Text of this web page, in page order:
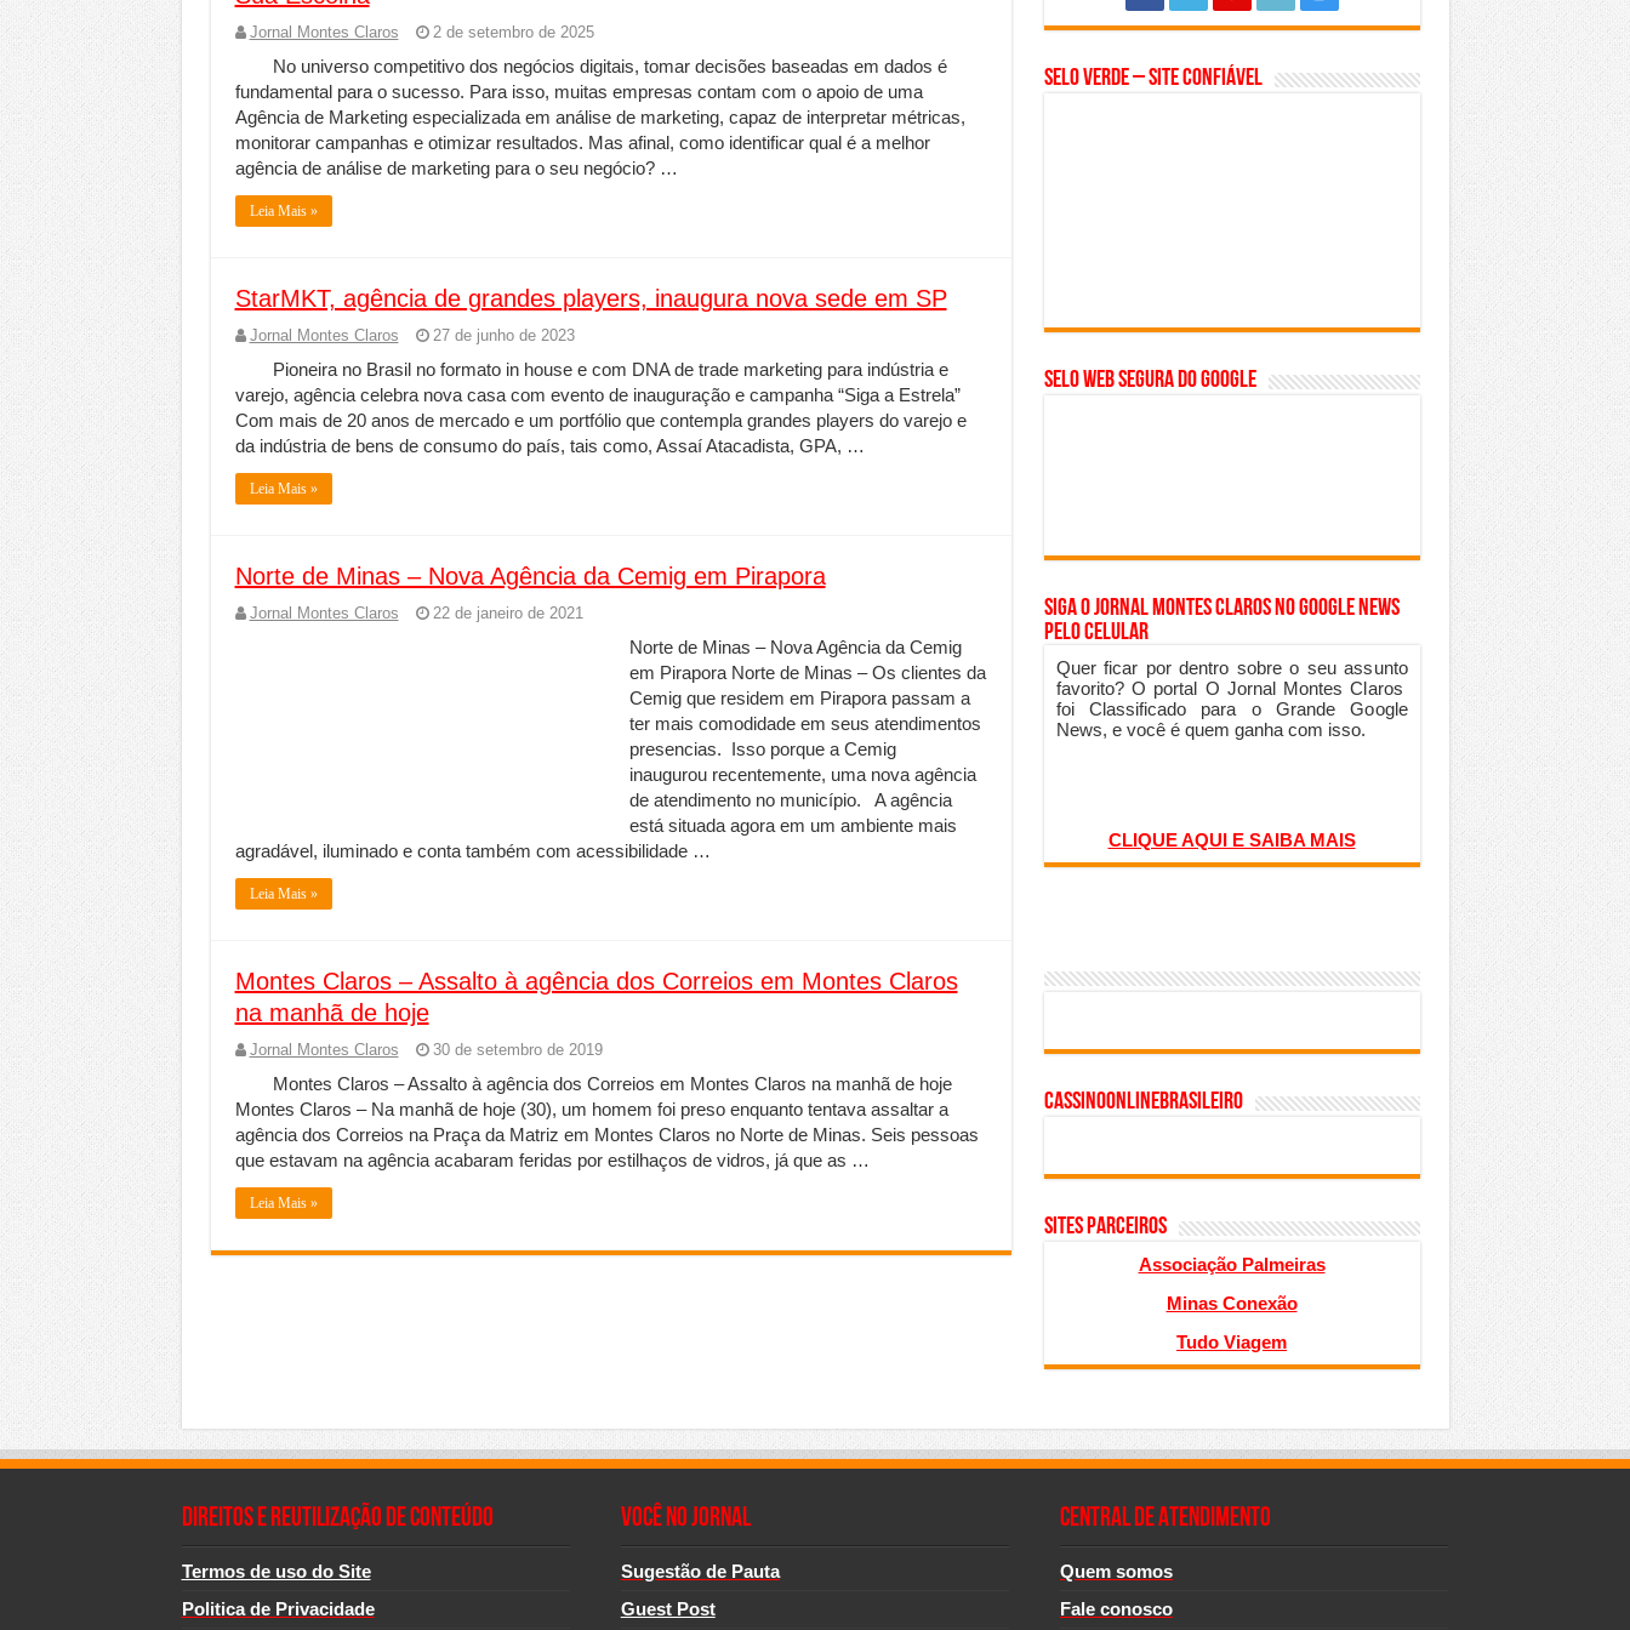
Jornal Montes Claros 2 de setembro de 2025
No universo competitivo dos negócios digitais, tomar decisões baseadas em dados é
fundamental para o sucesso. Para isso, muitas empresas contam com o apoio de uma
Agência de Marketing especializada em análise de marketing, capaz de interpretar métricas,
monitorar campanhas e otimizar resultados. Mas afinal, como identificar qual é a melhor
agência de análise de marketing para o seu negócio? …
Leia Mais »
StarMKT, agência de grandes players, inaugura nova sede em SP
Jornal Montes Claros 27 de junho de 2023
Pioneira no Brasil no formato in house e com DNA de trade marketing para indústria e
varejo, agência celebra nova casa com evento de inauguração e campanha “Siga a Estrela”
Com mais de 20 anos de mercado e um portfólio que contempla grandes players do varejo e
da indústria de bens de consumo do país, tais como, Assaí Atacadista, GPA, …
Leia Mais »
Norte de Minas – Nova Agência da Cemig em Pirapora
Jornal Montes Claros 22 de janeiro de 2021
Norte de Minas – Nova Agência da Cemig
em Pirapora Norte de Minas – Os clientes da
Cemig que residem em Pirapora passam a
ter mais comodidade em seus atendimentos
presencias. Isso porque a Cemig
inaugurou recentemente, uma nova agência
de atendimento no município. A agência
está situada agora em um ambiente mais
agradável, iluminado e conta também com acessibilidade …
Leia Mais »
Montes Claros – Assalto à agência dos Correios em Montes Claros
na manhã de hoje
Jornal Montes Claros 30 de setembro de 2019
Montes Claros – Assalto à agência dos Correios em Montes Claros na manhã de hoje
Montes Claros – Na manhã de hoje (30), um homem foi preso enquanto tentava assaltar a
agência dos Correios na Praça da Matriz em Montes Claros no Norte de Minas. Seis pessoas
que estavam na agência acabaram feridas por estilhaços de vidros, já que as …
Leia Mais »
Selo Verde – Site Confiável
SELO WEB SEGURA do GOOGLE
Siga o Jornal Montes Claros no Google News
pelo Celular
Quer ficar por dentro sobre o seu assunto
favorito? O portal O Jornal Montes Claros
foi Classificado para o Grande Google
News, e você é quem ganha com isso.
CLIQUE AQUI E SAIBA MAIS
cassinoonlinebrasileiro
SITES PARCEIROS
Associação Palmeiras
Minas Conexão
Tudo Viagem
Direitos e Reutilização de Conteúdo
Termos de uso do Site
Politica de Privacidade
Você no Jornal
Sugestão de Pauta
Guest Post
CENTRAL DE ATENDIMENTO
Quem somos
Fale conosco